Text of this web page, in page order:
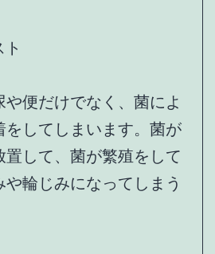
や便だけでなく、菌によ
をしてしまいます。菌が
して、菌が繁殖をして
や輪じみになってしまう